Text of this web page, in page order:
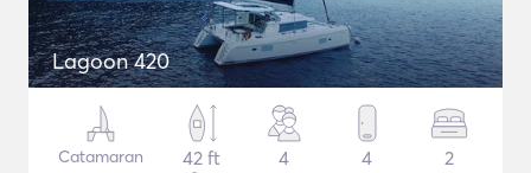
Lagoon 420
Catamaran
42 ft
4 4 2